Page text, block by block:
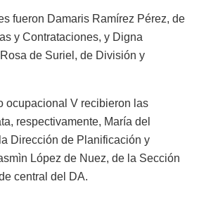
fueron Damaris Ramírez Pérez, de
y Contrataciones, y Digna
de Suriel, de División y
ocupacional V recibieron las
respectivamente, María del
Dirección de Planificación y
López de Nuez, de la Sección
central del DA.